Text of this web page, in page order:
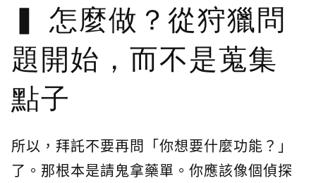
怎麼做？從狩獵問
題開始，而不是蒐集
點子
所以，拜託不要再問「你想要什麼功能？」
了。那根本是請鬼拿藥單。你應該像個偵探